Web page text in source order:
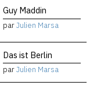
Guy Maddin
parJulien Marsa
Das ist Berlin
parJulien Marsa